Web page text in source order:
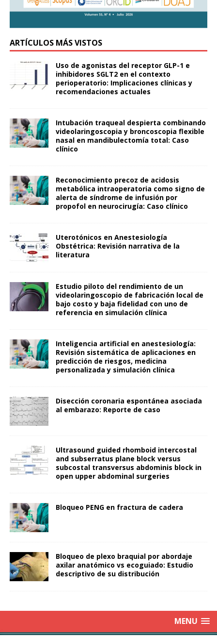
ARTÍCULOS MÁS VISTOS
Uso de agonistas del receptor GLP-1 e
inhibidores SGLT2 en el contexto
perioperatorio: Implicaciones clínicas y
recomendaciones actuales
Intubación traqueal despierta combinando
videolaringoscopia y broncoscopia flexible
nasal en mandibulectomía total: Caso
clínico
Reconocimiento precoz de acidosis
metabólica intraoperatoria como signo de
alerta de síndrome de infusión por
propofol en neurocirugía: Caso clínico
Uterotónicos en Anestesiología
Obstétrica: Revisión narrativa de la
literatura
Estudio piloto del rendimiento de un
videolaringoscopio de fabricación local de
bajo costo y baja fidelidad con uno de
referencia en simulación clínica
Inteligencia artificial en anestesiología:
Revisión sistemática de aplicaciones en
predicción de riesgos, medicina
personalizada y simulación clínica
Disección coronaria espontánea asociada
al embarazo: Reporte de caso
Ultrasound guided rhomboid intercostal
and subserratus plane block versus
subcostal transversus abdominis block in
open upper abdominal surgeries
Bloqueo PENG en fractura de cadera
Bloqueo de plexo braquial por abordaje
axilar anatómico vs ecoguiado: Estudio
descriptivo de su distribución
MENU